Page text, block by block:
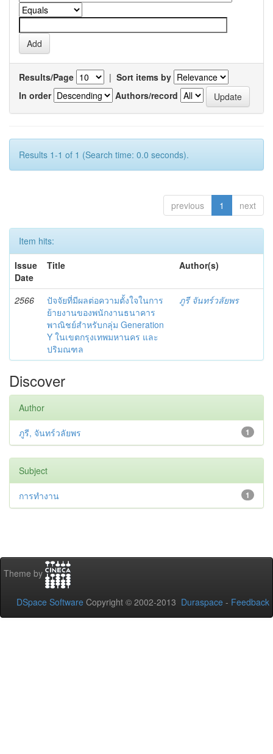
Results/Page | Sort items by
In order
Authors/record
Results 1-1 of 1 (Search time: 0.0 seconds).
previous 1 next
Item hits:
Issue
Date
Title Author(s)
2566
ปัจจัยที่มีผลต่อความตั้งใจในการ
ย้ายงานของพนักงานธนาคาร
พาณิชย์สำหรับกลุ่ม Generation
Y ในเขตกรุงเทพมหานคร และ
ปริมณฑล
ภูรี จันทร์วลัยพร
Discover
Author
1
ภูรี, จันทร์วลัยพร
Subject
1
การทำงาน
Theme by
DSpace Software Copyright © 2002-2013 Duraspace - Feedback